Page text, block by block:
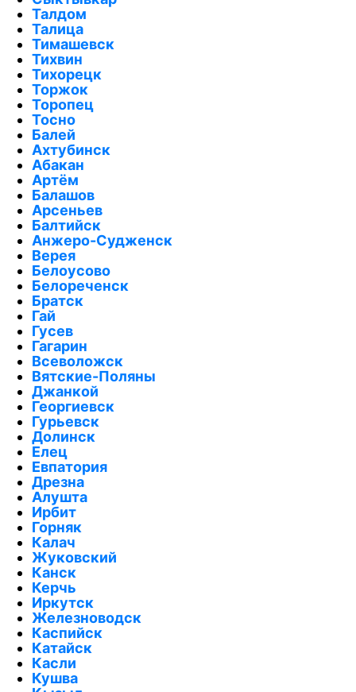
Талдом
Талица
Тимашевск
Тихвин
Тихорецк
Торжок
Торопец
Тосно
Балей
Ахтубинск
Абакан
Артём
Балашов
Арсеньев
Балтийск
Анжеро-Судженск
Верея
Белоусово
Белореченск
Братск
Гай
Гусев
Гагарин
Всеволожск
Вятские-Поляны
Джанкой
Георгиевск
Гурьевск
Долинск
Елец
Евпатория
Дрезна
Алушта
Ирбит
Горняк
Калач
Жуковский
Канск
Керчь
Иркутск
Железноводск
Каспийск
Катайск
Касли
Кушва